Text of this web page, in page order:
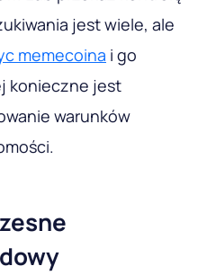
jest wiele, ale
memecoina i go
konieczne jest
warunków